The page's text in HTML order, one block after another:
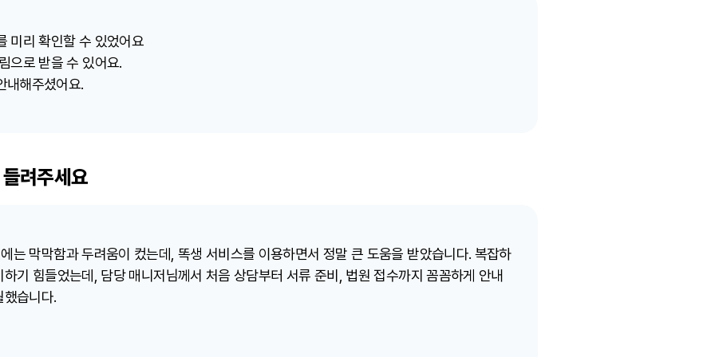
미리 확인할 수 있었어요
으로 받을 수 있어요.
내해주셨어요.
려주세요
는 막막함과 두려움이 컸는데, 똑생 서비스를 이용하면서 정말 큰 도움을 받았습니다. 복잡하
기 힘들었는데, 담당 매니저님께서 처음 상담부터 서류 준비, 법원 접수까지 꼼꼼하게 안내
습니다.